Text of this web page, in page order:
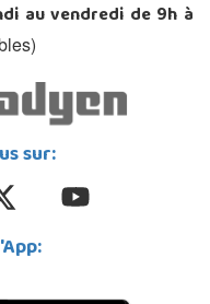
au vendredi de 9h à
sur: